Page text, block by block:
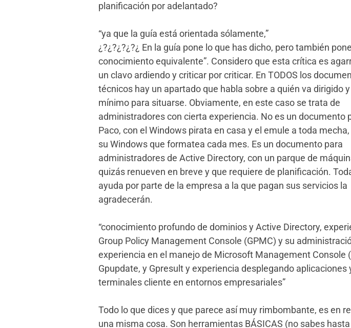
planificación por adelantado?
“ya que la guía está orientada sólamente,”
¿?¿?¿?¿?¿ En la guía pone lo que has dicho, pero también
conocimiento equivalente”. Considero que esta crítica es
un clavo ardiendo y criticar por criticar. En TODOS los
técnicos hay un apartado que habla sobre a quién va dirigido
mínimo para situarse. Obviamente, en este caso se trata de
administradores con cierta experiencia. No es un documento
Paco, con el Windows pirata en casa y el emule a toda
su Windows que formatea cada mes. Es un documento para
administradores de Active Directory, con un parque de
quizás renueven en breve y que requiere de planificación.
ayuda por parte de la empresa a la que pagan sus servicios la
agradecerán.
“conocimiento profundo de dominios y Active Directory,
Group Policy Management Console (GPMC) y su
experiencia en el manejo de Microsoft Management Console
Gpupdate, y Gpresult y experiencia desplegando aplicaciones
terminales cliente en entornos empresariales”
Todo lo que dices y que parece así muy rimbombante, es en
una misma cosa. Son herramientas BÁSICAS (no sabes